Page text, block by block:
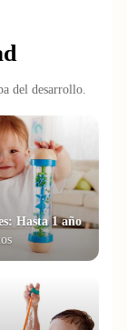
del desarrollo.
Hasta 1 año